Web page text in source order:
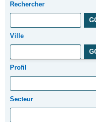
Rechercher
Ville
Profil
Secteur